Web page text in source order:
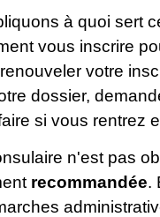
à quoi sert
vous inscrire
votre
dossier,
si vous rentrez
n'est pas
recommandée.